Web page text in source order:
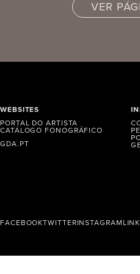
VER
WEBSITES
PORTAL DO ARTISTA
CATÁLOGO FONOGRÁFICO
GDA.PT
FACEBOOKTWITTERINSTAGRAM